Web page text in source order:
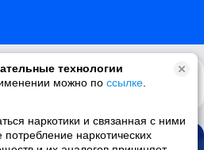
технологии
можно по ссылке
наркотики и связанная с ними
наркотических